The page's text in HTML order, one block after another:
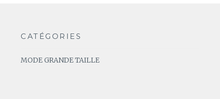
CATÉGORIES
MODE GRANDE TAILLE